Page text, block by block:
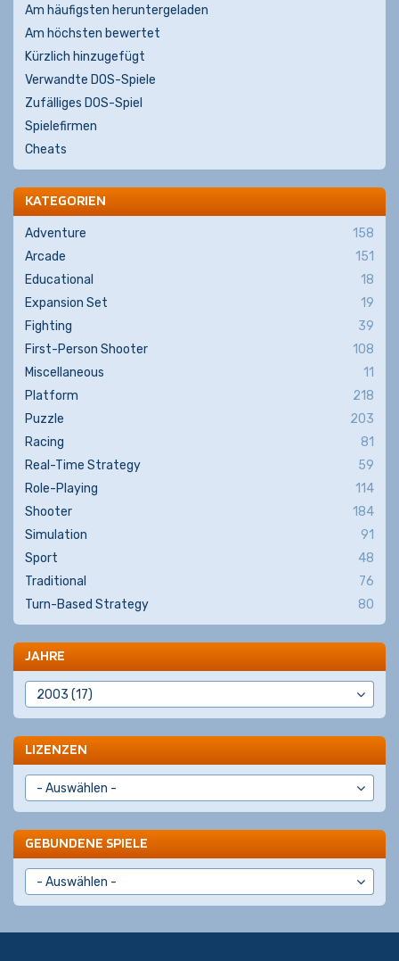
Am häufigsten heruntergeladen
Am höchsten bewertet
Kürzlich hinzugefügt
Verwandte DOS-Spiele
Zufälliges DOS-Spiel
Spielefirmen
Cheats
KATEGORIEN
Adventure
158
Arcade
151
Educational
18
Expansion Set
19
Fighting
39
First-Person Shooter
108
Miscellaneous
11
Platform
218
Puzzle
203
Racing
81
Real-Time Strategy
59
Role-Playing
114
Shooter
184
Simulation
91
Sport
48
Traditional
76
Turn-Based Strategy
80
JAHRE
LIZENZEN
GEBUNDENE SPIELE